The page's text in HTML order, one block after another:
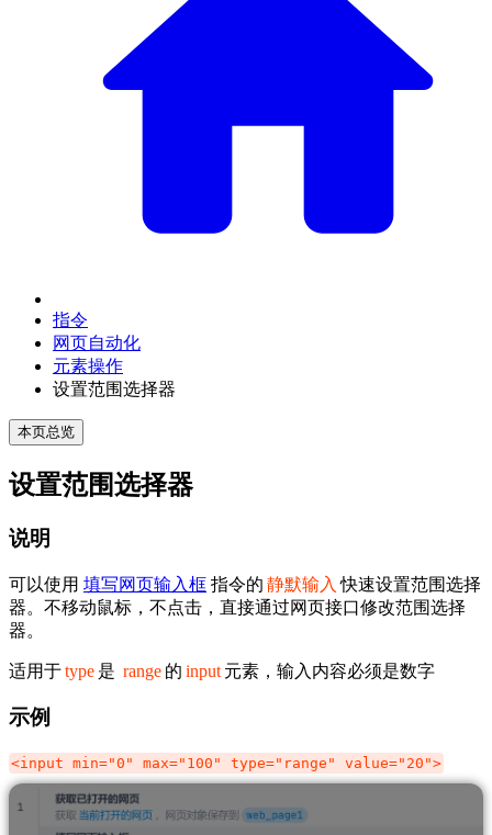
指令
网页自动化
元素操作
设置范围选择器
本页总览
设置范围选择器
说明
可以使用 填写网页输入框 指令的 静默输入 快速设置范围选择
器。不移动鼠标，不点击，直接通过网页接口修改范围选择
器。
适用于type 是 range 的 input 元素，输入内容必须是数字
示例
<input min="0" max="100" type="range" value="20">